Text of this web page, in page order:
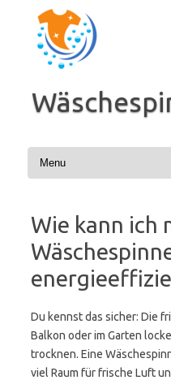
Inhalt
springen
Wie kann ich
Du kennst das sicher: Die
Balkon oder im Garten
trocknen. Eine
viel Raum für frische Luft